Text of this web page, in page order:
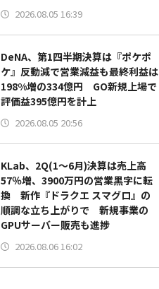
2026.08.05 16:39
DeNA、第1四半期決算は『ポケポ
ケ』反動減で営業減益も最終利益は
198%増の334億円 GO新規上場で
評価益395億円を計上
2026.08.05 20:56
KLab、2Q(1～6月)決算は売上高
57％増、3900万円の営業黒字に転
換 新作『ドラクエ スマグロ』の
順調な立ち上がりで 新規事業の
GPUサーバー販売も進捗
2026.08.06 16:02